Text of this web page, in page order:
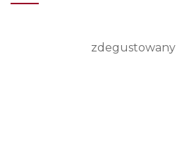
zdegustowany